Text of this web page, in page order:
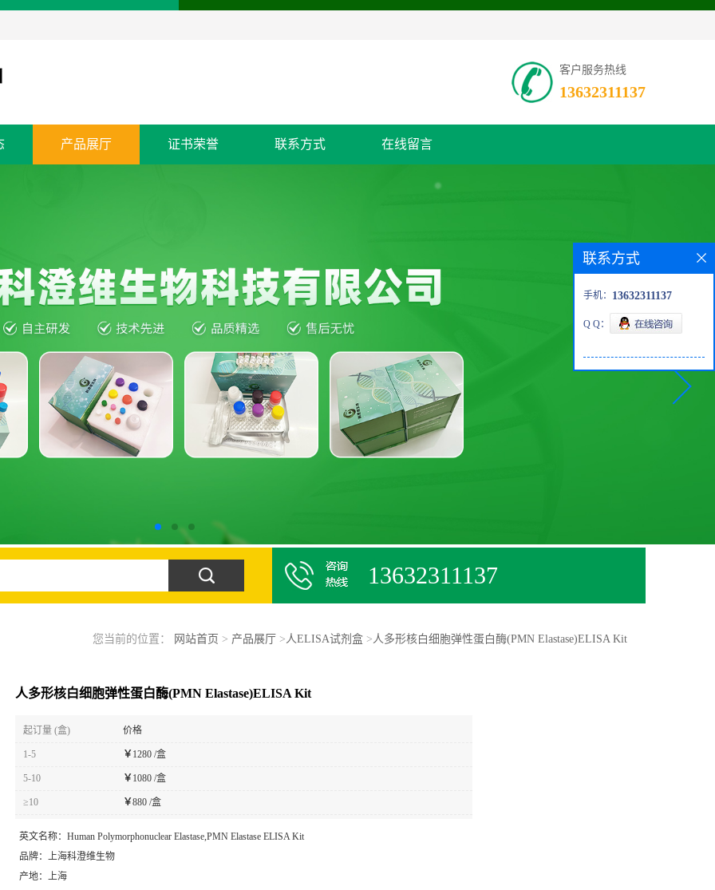
客户服务热线
13632311137
产品展厅 证书荣誉 联系方式 在线留言
13632311137
您当前的位置： 网站首页 > 产品展厅 >人ELISA试剂盒>人多形核白细胞弹性蛋白酶(PMN Elastase)ELISA Kit
人多形核白细胞弹性蛋白酶(PMN Elastase)ELISA Kit
起订量 (盒) 价格
1-5 ￥ 1280 /盒
5-10 ￥ 1080 /盒
≥10 ￥880 /盒
英文名称： Human Polymorphonuclear Elastase,PMN Elastase ELISA Kit
品牌： 上海科澄维生物
产地： 上海
联系方式
手机： 13632311137
Q Q：